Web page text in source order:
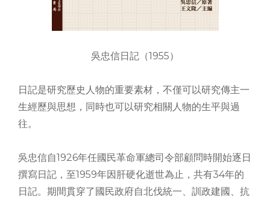
吳忠信日記（1955）
日記是研究歷史人物的重要素材，不僅可以研究傳主一
生經歷與思想，同時也可以研究相關人物的生平與過
往。
吳忠信自1926年任國民革命軍總司令部顧問時開始逐日
撰寫日記，至1959年因肝硬化逝世為止，共有34年的
日記。期間貫穿了國民政府自北伐統一、訓政建國、抗